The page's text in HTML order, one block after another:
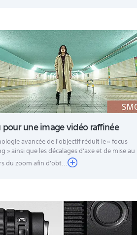
pour une image vidéo raffinée
avancée de l'objectif réduit le « focus
» ainsi que les décalages d'axe et de mise au
du zoom afin d'obt...